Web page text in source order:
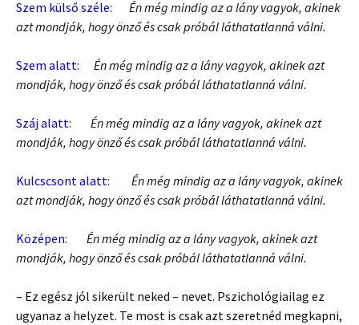
Szem külső széle:
Én még mindig az a lány vagyok, akinek
azt mondják, hogy önző és csak próbál láthatatlanná válni.
Szem alatt:
Én még mindig az a lány vagyok, akinek azt
mondják, hogy önző és csak próbál láthatatlanná válni.
Száj alatt:
Én még mindig az a lány vagyok, akinek azt
mondják, hogy önző és csak próbál láthatatlanná válni.
Kulcscsont alatt:
Én még mindig az a lány vagyok, akinek
azt mondják, hogy önző és csak próbál láthatatlanná válni.
Középen:
Én még mindig az a lány vagyok, akinek azt
mondják, hogy önző és csak próbál láthatatlanná válni.
– Ez egész jól sikerült neked – nevet. Pszichológiailag ez
ugyanaz a helyzet. Te most is csak azt szeretnéd megkapni,